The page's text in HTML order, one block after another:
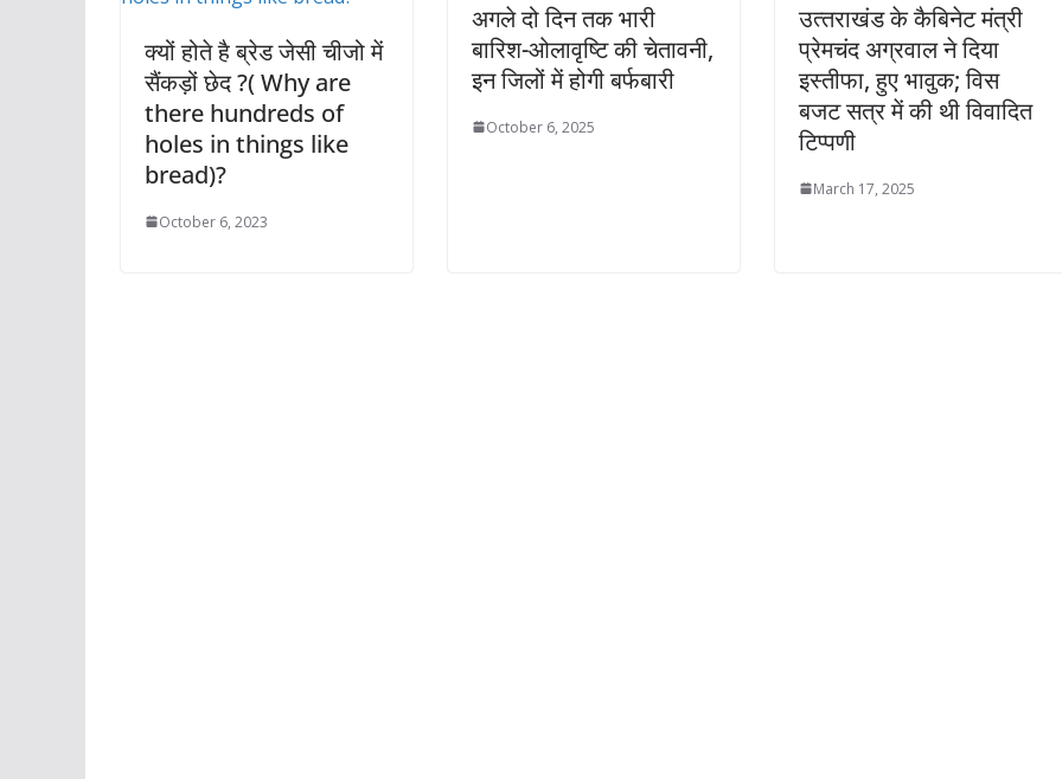
क्यों होते है ब्रेड जेसी चीजो में
सैंकड़ों छेद ?( Why are
there hundreds of
holes in things like
bread)?
October 6, 2023
अगले दो दिन तक भारी
बारिश-ओलावृष्टि की चेतावनी,
इन जिलों में होगी बर्फबारी
October 6, 2025
उत्‍तराखंड के कैबिनेट मंत्री
प्रेमचंद अग्रवाल ने दिया
इस्तीफा, हुए भावुक; विस
बजट सत्र में की थी विवादित
टिप्पणी
March 17, 2025